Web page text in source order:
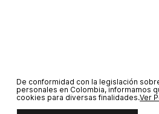
De conformidad con la legislación
personales en Colombia, informamos
cookies para diversas finalidades.Ver